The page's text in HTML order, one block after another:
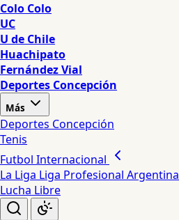
Colo Colo
UC
U de Chile
Huachipato
Fernández Vial
Deportes Concepción
Más
Deportes Concepción
Tenis
Futbol Internacional
La Liga Liga Profesional Argentina
Lucha Libre